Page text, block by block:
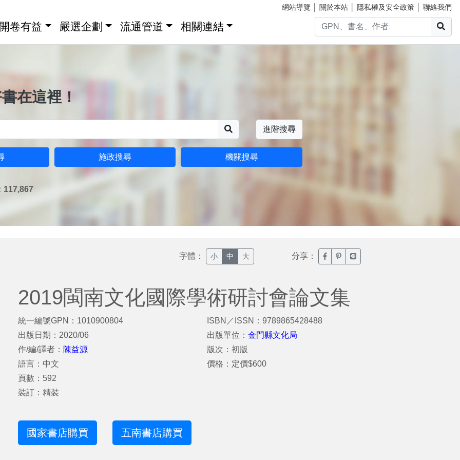
網站導覽 關於本站 隱私權及安全政策 聯絡我們
卷有益 嚴選企劃 流通管道 相關連結
在這裡！
進階搜尋
施政搜尋 機關搜尋
117,867
字體： 小 中 大 分享： 臉書分享(另開新視窗)
噗浪分享(另開新視窗)
Line分享(另開新視窗)
2019閩南文化國際學術研討會論文集
統一編號GPN：1010900804
出版日期：2020/06
作/編/譯者： 陳益源
語言：中文
頁數：592
裝訂：精裝
ISBN／ISSN：9789865428488
出版單位：金門縣文化局
版次：初版
價格：定價$600
國家書店購買 五南書店購買